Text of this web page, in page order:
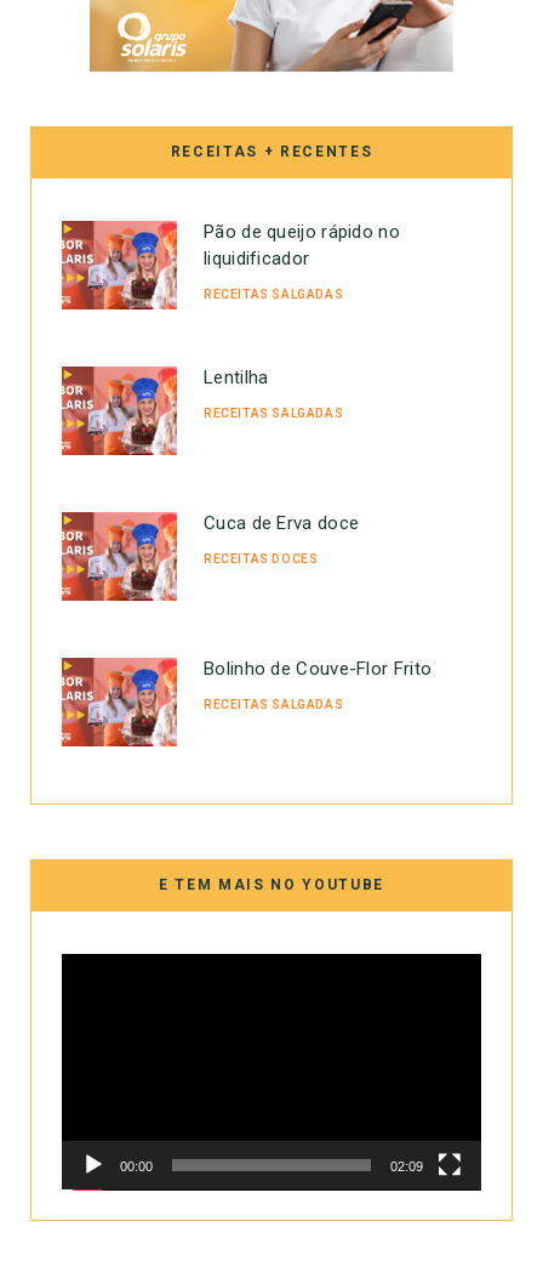
RECEITAS + RECENTES
Pão de queijo rápido no
liquidificador
RECEITAS SALGADAS
Lentilha
RECEITAS SALGADAS
Cuca de Erva doce
RECEITAS DOCES
Bolinho de Couve-Flor Frito
RECEITAS SALGADAS
E TEM MAIS NO YOUTUBE
00:00 02:09